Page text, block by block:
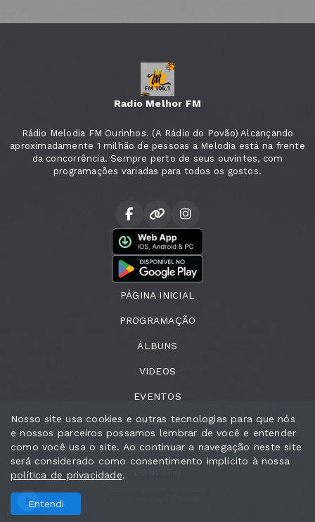
Mix MelhorMix Melhor
Radio Melhor FM
Rádio Melodia FM Ourinhos. (A Rádio do Povão) Alcançando
aproximadamente 1 milhão de pessoas a Melodia está na frente
da concorrência. Sempre perto de seus ouvintes, com
programações variadas para todos os gostos.
PÁGINA INICIAL
PROGRAMAÇÃO
ÁLBUNS
VIDEOS
EVENTOS
RECADOS
LOCUTORES
Nosso site usa cookies e outras tecnologias para que nós
e nossos parceiros possamos lembrar de você e entender
como você usa o site. Ao continuar a navegação neste site
será considerado como consentimento implícito à nossa
política de privacidade.
Entendi